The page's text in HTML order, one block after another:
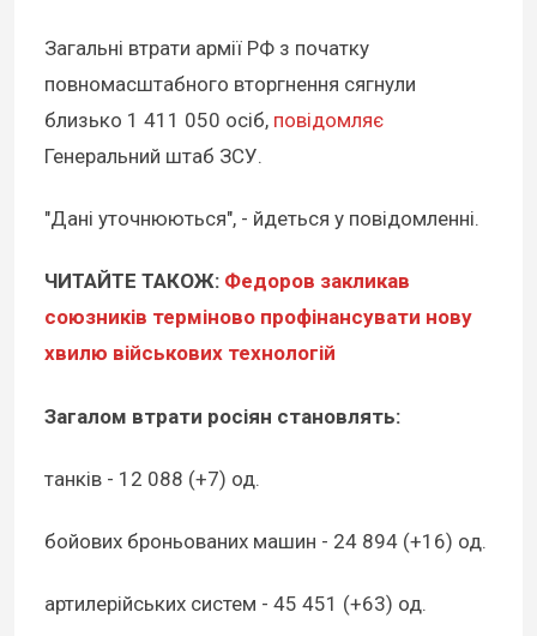
Загальні втрати армії РФ з початку
повномасштабного вторгнення сягнули
близько 1 411 050 осіб, повідомляє
Генеральний штаб ЗСУ.
"Дані уточнюються", - йдеться у повідомленні.
ЧИТАЙТЕ ТАКОЖ: Федоров закликав
союзників терміново профінансувати нову
хвилю військових технологій
Загалом втрати росіян становлять:
танків - 12 088 (+7) од.
бойових броньованих машин - 24 894 (+16) од.
артилерійських систем - 45 451 (+63) од.